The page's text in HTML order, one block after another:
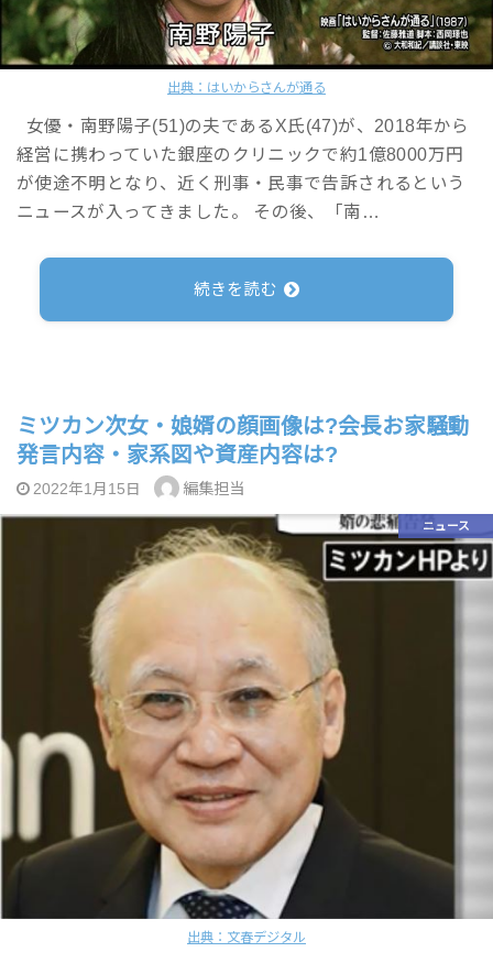
出典：はいからさんが通る
女優・南野陽子(51)の夫であるX氏(47)が、2018年から
経営に携わっていた銀座のクリニックで約1億8000万円
が使途不明となり、近く刑事・民事で告訴されるという
ニュースが入ってきました。 その後、「南…
続きを読む
ミツカン次女・娘婿の顔画像は?会長お家騒動
発言内容・家系図や資産内容は?
2022年1月15日 編集担当
出典：文春デジタル
ニュース